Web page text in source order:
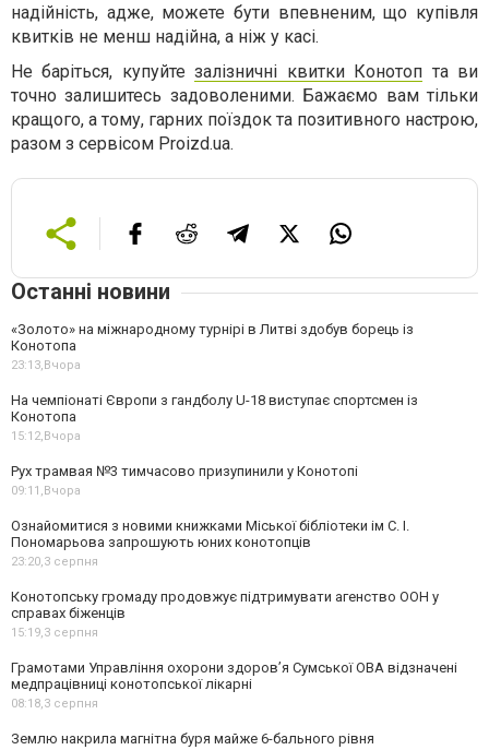
надійність, адже, можете бути впевненим, що купівля
квитків не менш надійна, а ніж у касі.
Не баріться, купуйтезалізничні квитки Конотоп та ви
точно залишитесь задоволеними. Бажаємо вам тільки
кращого, а тому, гарних поїздок та позитивного настрою,
разом з сервісом Рroizd.ua.
Останні новини
«Золото» на міжнародному турнірі в Литві здобув борець із
Конотопа
23:13,Вчора
На чемпіонаті Європи з гандболу U-18 виступає спортсмен із
Конотопа
15:12,Вчора
Рух трамвая №3 тимчасово призупинили у Конотопі
09:11,Вчора
Ознайомитися з новими книжками Міської бібліотеки ім С. І.
Пономарьова запрошують юних конотопців
23:20,3 серпня
Конотопську громаду продовжує підтримувати агенство ООН у
справах біженців
15:19,3 серпня
Грамотами Управління охорони здоров’я Сумської ОВА відзначені
медпрацівниці конотопської лікарні
08:18,3 серпня
Землю накрила магнітна буря майже 6-бального рівня